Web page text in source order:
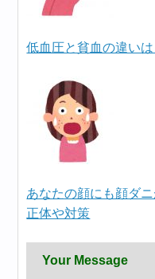
低血圧と貧血の違い
あなたの顔にも顔ダ
正体や対策
Your Message